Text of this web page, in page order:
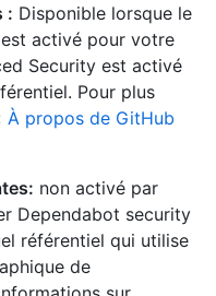
: Disponible lorsque le
activé pour votre
Security est activé
Pour plus
À propos de GitHub
non activé par
Dependabot security
référentiel qui utilise
de